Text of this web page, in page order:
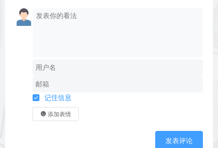
记住信息
添加表情
发表评论